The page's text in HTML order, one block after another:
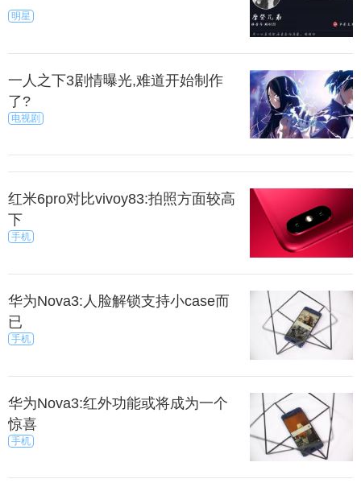
明星
一人之下3剧情曝光,难道开始制作
了?
电视剧
红米6pro对比vivoy83:拍照方面较高
下
手机
华为Nova3:人脸解锁支持小case而
已
手机
华为Nova3:红外功能或将成为一个
惊喜
手机